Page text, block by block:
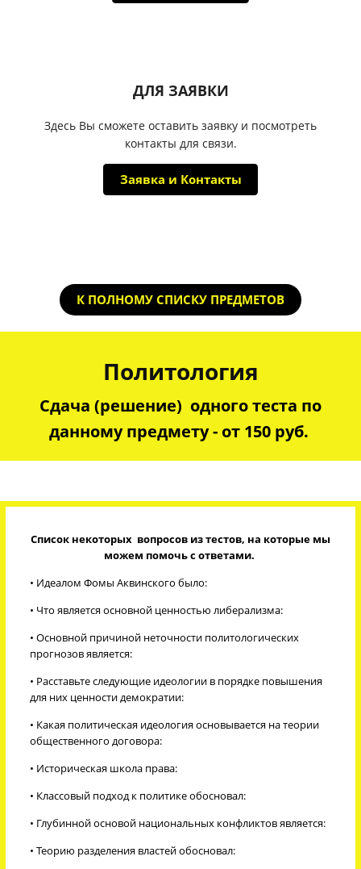
ДЛЯ ЗАЯВКИ
Здесь Вы сможете оставить заявку и посмотреть
контакты для связи.
Заявка и Контакты
К ПОЛНОМУ СПИСКУ ПРЕДМЕТОВ
Политология
Сдача (решение) одного теста по
данному предмету - от 150 руб.
Список некоторых вопросов из тестов, на которые мы
можем помочь с ответами.
• Идеалом Фомы Аквинского было:
• Что является основной ценностью либерализма:
• Основной причиной неточности политологических
прогнозов является:
• Расставьте следующие идеологии в порядке повышения
для них ценности демократии:
• Какая политическая идеология основывается на теории
общественного договора:
• Историческая школа права:
• Классовый подход к политике обосновал:
• Глубинной основой национальных конфликтов является:
• Теорию разделения властей обосновал: